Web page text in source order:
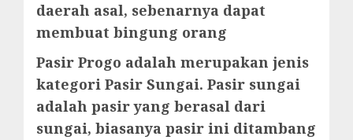
daerah asal, sebenarnya dapat
membuat bingung orang
Pasir Progo adalah merupakan jenis
kategori Pasir Sungai. Pasir sungai
adalah pasir yang berasal dari
sungai, biasanya pasir ini ditambang